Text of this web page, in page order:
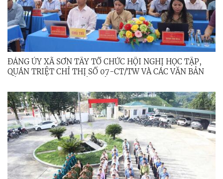
ĐẢNG ỦY XÃ SƠN TÂY TỔ CHỨC HỘI NGHỊ HỌC TẬP,
QUÁN TRIỆT CHỈ THỊ SỐ 07-CT/TW VÀ CÁC VĂN BẢN